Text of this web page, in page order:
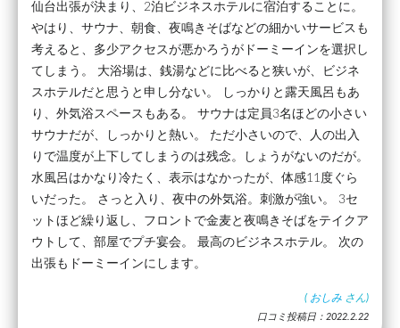
仙台出張が決まり、2泊ビジネスホテルに宿泊することに。
やはり、サウナ、朝食、夜鳴きそばなどの細かいサービスも
考えると、多少アクセスが悪かろうがドーミーインを選択し
てしまう。 大浴場は、銭湯などに比べると狭いが、ビジネ
スホテルだと思うと申し分ない。 しっかりと露天風呂もあ
り、外気浴スペースもある。 サウナは定員3名ほどの小さい
サウナだが、しっかりと熱い。 ただ小さいので、人の出入
りで温度が上下してしまうのは残念。しょうがないのだが。
水風呂はかなり冷たく、表示はなかったが、体感11度ぐら
いだった。 さっと入り、夜中の外気浴。刺激が強い。 3セ
ットほど繰り返し、フロントで金麦と夜鳴きそばをテイクア
ウトして、部屋でプチ宴会。 最高のビジネスホテル。 次の
出張もドーミーインにします。
( おしみ さん)
口コミ投稿日：2022.2.22